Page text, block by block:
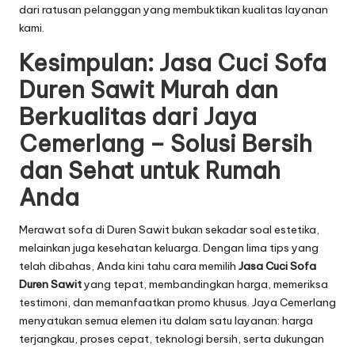
dari ratusan pelanggan yang membuktikan kualitas layanan
kami.
Kesimpulan: Jasa Cuci Sofa
Duren Sawit Murah dan
Berkualitas dari Jaya
Cemerlang – Solusi Bersih
dan Sehat untuk Rumah
Anda
Merawat sofa di Duren Sawit bukan sekadar soal estetika,
melainkan juga kesehatan keluarga. Dengan lima tips yang
telah dibahas, Anda kini tahu cara memilih Jasa Cuci Sofa
Duren Sawityang tepat, membandingkan harga, memeriksa
testimoni, dan memanfaatkan promo khusus. Jaya Cemerlang
menyatukan semua elemen itu dalam satu layanan: harga
terjangkau, proses cepat, teknologi bersih, serta dukungan